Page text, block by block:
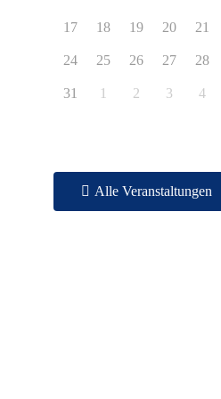
17 18 19 20 21
24 25 26 27 28
31 1 2 3 4
Alle Veranstaltungen